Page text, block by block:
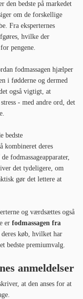
den bedste på markedet
om de forskellige
Fra eksperternes
hvilke der
pengene.
fodmassagen hjælper
i fødderne og dermed
også vigtigt, at
- med andre ord, det
bedste
kombineret deres
fodmassageapparater,
det tydeligere, om
gør det lettere at
og værdsættes også
er fodmassagen fra
deres køb, hvilket har
bedste premiumvalg.
anmeldelser
at den anses for at